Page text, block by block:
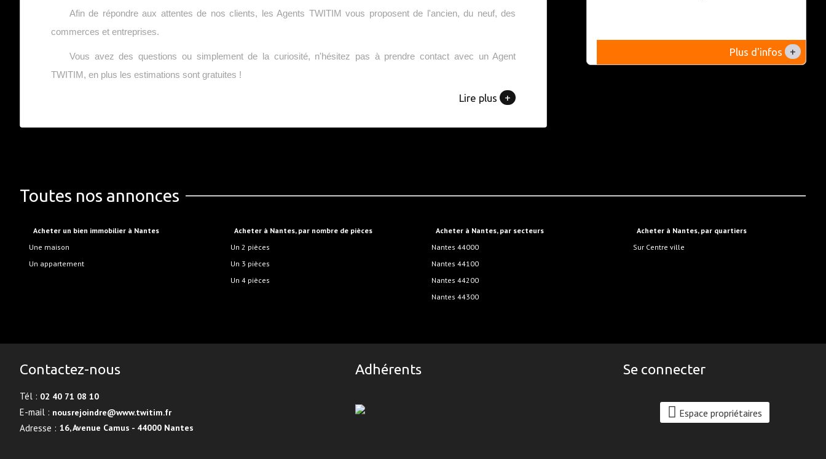
Afin de répondre aux attentes de nos clients, les Agents TWITIM vous proposent de l'ancien, du neuf, des
commerces et entreprises.
Vous avez des questions ou simplement de la curiosité, n'hésitez pas à prendre contact avec un Agent
TWITIM, en plus les estimations sont gratuites !
Lire plus +
Plus d'infos +
Toutes nos annonces
Acheter un bien immobilier à Nantes
Une maison
Un appartement
Acheter à Nantes, par nombre de pièces
Un 2 pièces
Un 3 pièces
Un 4 pièces
Acheter à Nantes, par secteurs
Nantes 44000
Nantes 44100
Nantes 44200
Nantes 44300
Acheter à Nantes, par quartiers
sur Centre ville
Contactez-nous
Tél : 02 40 71 08 10
E-mail : nousrejoindre@www.twitim.fr
Adresse : 16, Avenue Camus - 44000 Nantes
Adhérents Se connecter
Espace propriétaires